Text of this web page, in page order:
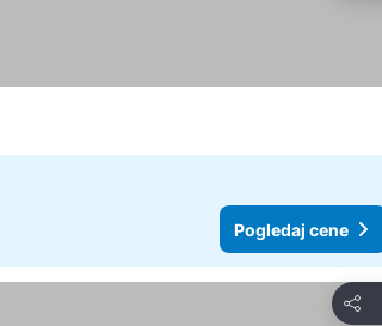
Pogledaj cene
Deli